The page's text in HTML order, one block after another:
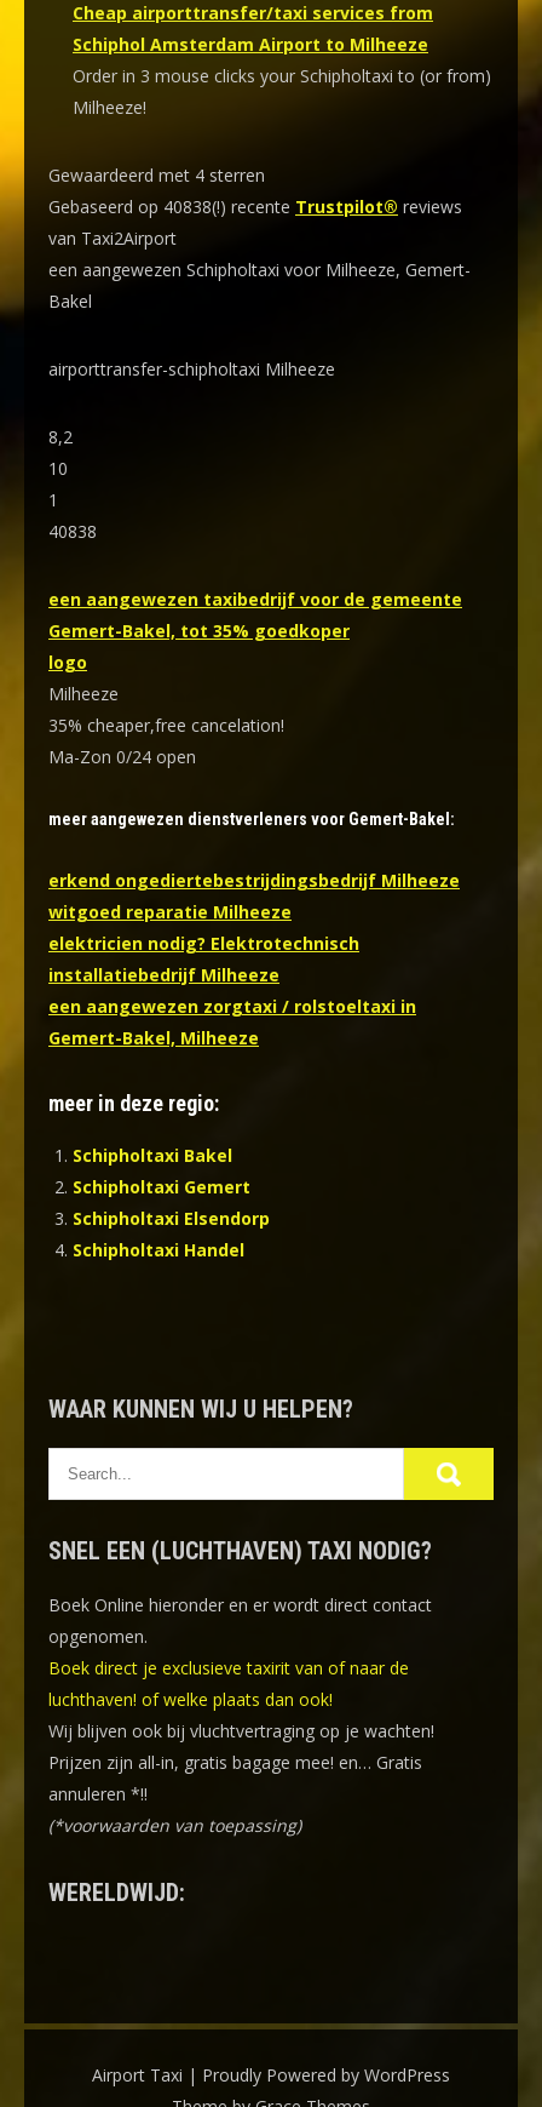
Cheap airporttransfer/taxi services from
Schiphol Amsterdam Airport to Milheeze
Order in 3 mouse clicks your Schipholtaxi to (or from)
Milheeze!
Gewaardeerd met 4 sterren
Gebaseerd op 40838(!) recente Trustpilot® reviews
van Taxi2Airport
een aangewezen Schipholtaxi voor Milheeze, Gemert-
Bakel
airporttransfer-schipholtaxi Milheeze
8,2
10
1
40838
een aangewezen taxibedrijf voor de gemeente
Gemert-Bakel, tot 35% goedkoper
logo
Milheeze
35% cheaper,free cancelation!
Ma-Zon 0/24 open
meer aangewezen dienstverleners voor Gemert-Bakel:
erkend ongediertebestrijdingsbedrijf Milheeze
witgoed reparatie Milheeze
elektricien nodig? Elektrotechnisch
installatiebedrijf Milheeze
een aangewezen zorgtaxi / rolstoeltaxi in
Gemert-Bakel, Milheeze
meer in deze regio:
Schipholtaxi Bakel
Schipholtaxi Gemert
Schipholtaxi Elsendorp
Schipholtaxi Handel
WAAR KUNNEN WIJ U HELPEN?
SNEL EEN (LUCHTHAVEN) TAXI NODIG?
Boek Online hieronder en er wordt direct contact
opgenomen.
Boek direct je exclusieve taxirit van of naar de
luchthaven! of welke plaats dan ook!
Wij blijven ook bij vluchtvertraging op je wachten!
Prijzen zijn all-in, gratis bagage mee! en… Gratis
annuleren *!!
(*voorwaarden van toepassing)
WERELDWIJD:
Airport Taxi | Proudly Powered by WordPress